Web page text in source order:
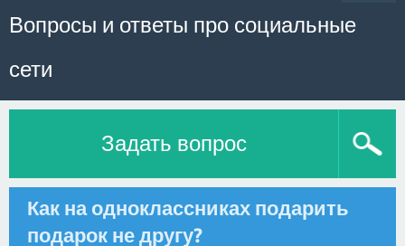
Вопросы и ответы про социальные
сети
Задать вопрос
Как на одноклассниках подарить
подарок не другу?